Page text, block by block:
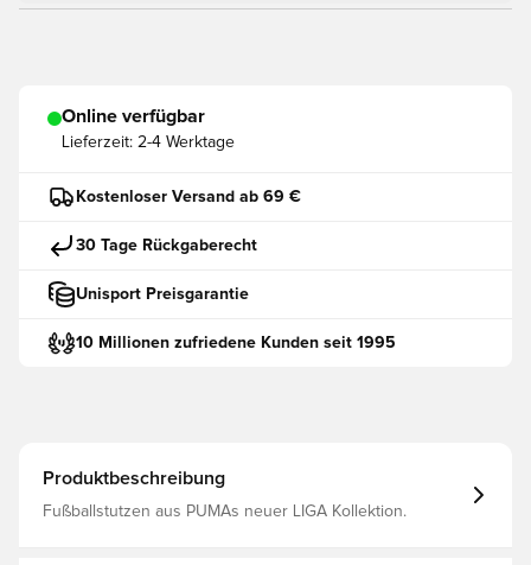
Online verfügbar
Lieferzeit: 2-4 Werktage
Kostenloser Versand ab 69 €
30 Tage Rückgaberecht
Unisport Preisgarantie
10 Millionen zufriedene Kunden seit 1995
Produktbeschreibung
Fußballstutzen aus PUMAs neuer LIGA Kollektion.